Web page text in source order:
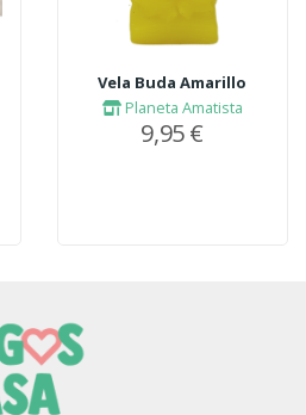
Vela Buda Amarillo
Planeta Amatista
9,95 €